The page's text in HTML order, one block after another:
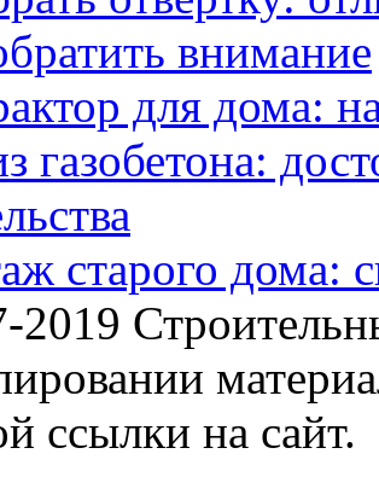
внимание
для дома:
газобетона:
старого дома:
2019
ссылки на сайт.